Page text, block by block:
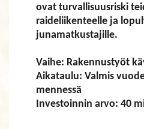
ovat turvallisuusriski
raideliikenteelle ja
junamatkustajille.
Vaihe: Rakennustyöt
Aikataulu: Valmis
mennessä
Investoinnin arvo: 40